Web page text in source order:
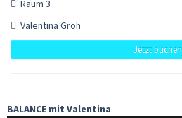
Raum 3
Valentina Groh
Jetzt buchen
BALANCE mit Valentina